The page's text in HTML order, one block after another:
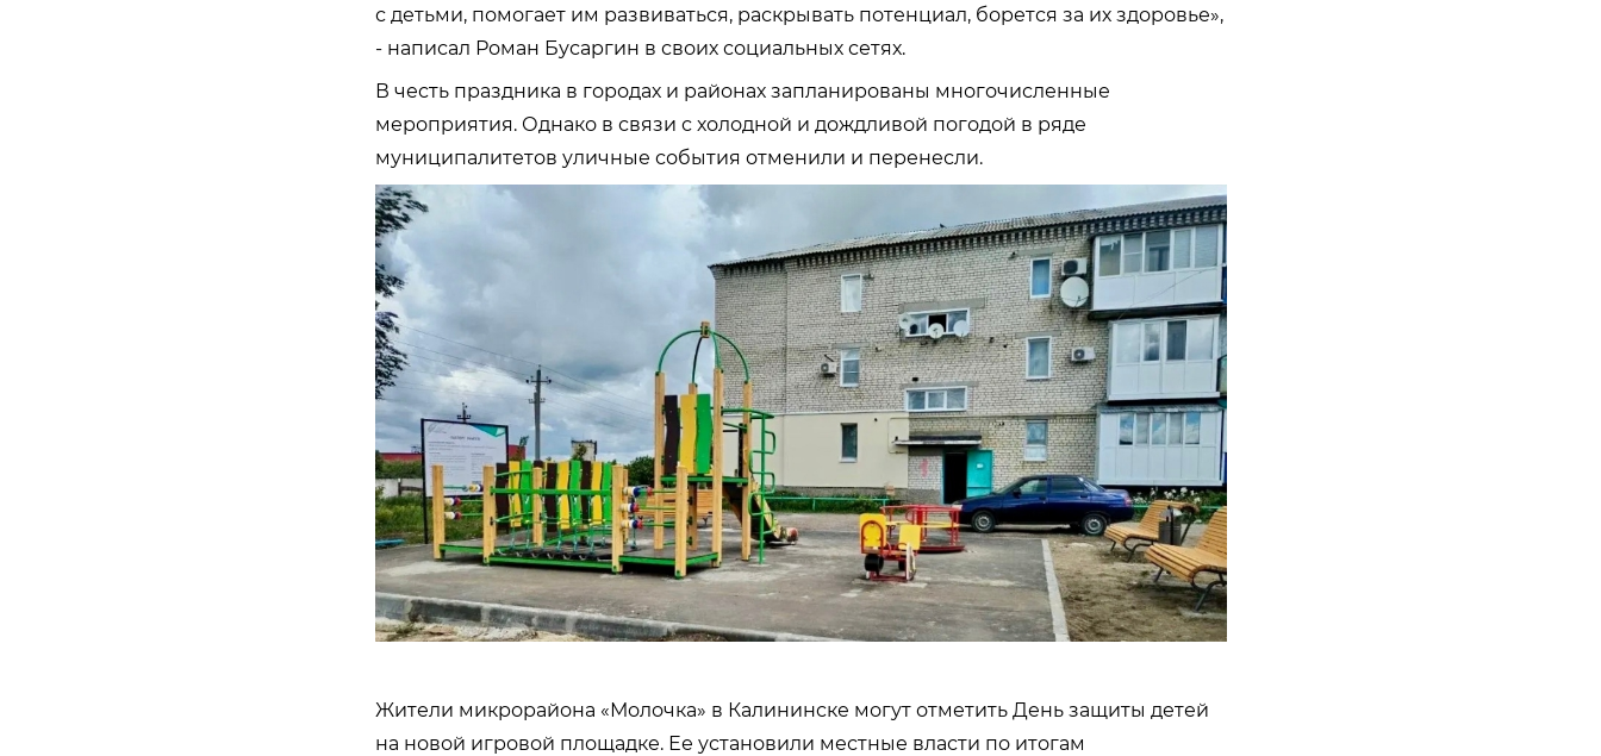
с детьми, помогает им развиваться, раскрывать потенциал, борется за их здоровье»,
- написал Роман Бусаргин в своих социальных сетях.
В честь праздника в городах и районах запланированы многочисленные
мероприятия. Однако в связи с холодной и дождливой погодой в ряде
муниципалитетов уличные события отменили и перенесли.
Жители микрорайона «Молочка» в Калининске могут отметить День защиты детей
на новой игровой площадке. Ее установили местные власти по итогам